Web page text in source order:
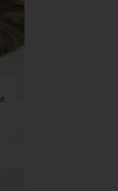
Zaburzenia seksualne są domeną tak panów, jak i również pań. Oczywiście zarówno płeć piękna, jak i płeć przeciwna mają zupełnie różne problemy, choć te czasami spotykają się we wspólnych punktach. Pozbycie się zaburzeń często jest możliwe bez pomocy leków i lekarzy, ale w niektórych sytuacjach niestety nie unikniemy konsultacji medycznej z profesjonalistą zajmującym się takimi kwestiami. W większości takich problemów warto jednak zacząć od sprawdzenia czy pomogą nam domowe sposoby.